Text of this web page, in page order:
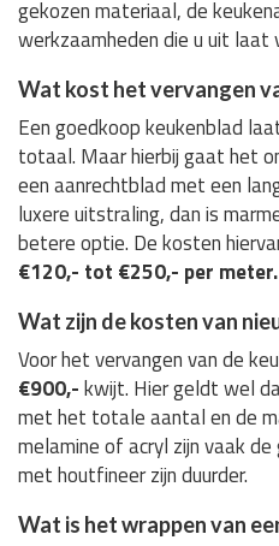
gekozen materiaal, de
werkzaamheden die u uit laat
Wat kost het vervangen
Een goedkoop keukenblad
totaal. Maar hierbij gaat het
een aanrechtblad met een
luxere uitstraling, dan is
betere optie. De kosten
€120,- tot €250,- per meter.
Wat zijn de kosten van
Voor het vervangen van de
€900,-kwijt. Hier geldt wel
met het totale aantal en de
melamine of acryl zijn vaak
met houtfineer zijn duurder.
Wat is het wrappen van